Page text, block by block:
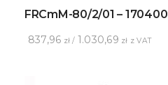
FRCmM-80/2/01 – 170400
837,96 zł / 1.030,69 zł z VAT